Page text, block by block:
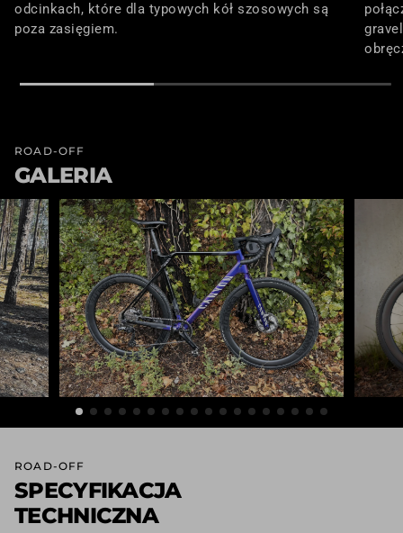
odcinkach, które dla typowych kół szosowych są
poza zasięgiem.
ROAD-OFF
GALERIA
ROAD-OFF
SPECYFIKACJA
TECHNICZNA